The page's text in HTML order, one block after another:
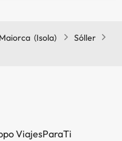
Maiorca (Isola)
Sóller
ViajesParaTi